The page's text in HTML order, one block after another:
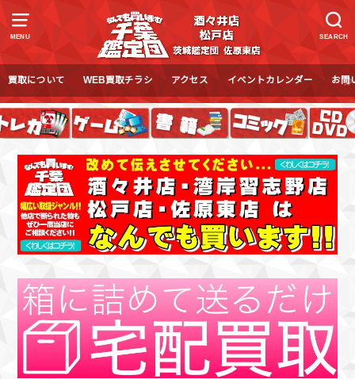
MENU SEARCH
買取について WEB買取チラシ アクセス イベントカレンダー お問